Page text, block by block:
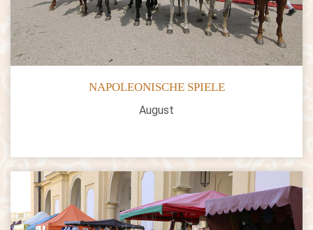
NAPOLEONISCHE SPIELE
August